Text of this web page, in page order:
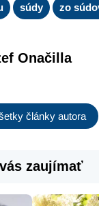
súdy zo
Onačilla
články autora
zaujímať